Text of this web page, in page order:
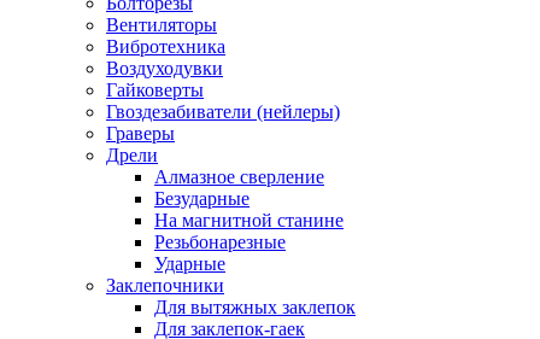
Вентиляторы
Вибротехника
Воздуходувки
Гайковерты
Гвоздезабиватели (нейлеры)
Граверы
Дрели
Алмазное сверление
Безударные
На магнитной станине
Резьбонарезные
Ударные
Заклепочники
Для вытяжных заклепок
Для заклепок-гаек